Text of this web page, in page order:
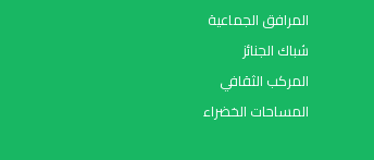
المرافق الجماعية
شباك الجنائز
المركب الثقافي
المساحات الخضراء